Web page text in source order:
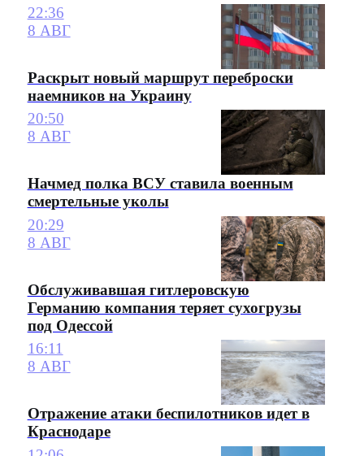
22:36
8 АВГ
Раскрыт новый маршрут переброски
наемников на Украину
20:50
8 АВГ
Начмед полка ВСУ ставила военным
смертельные уколы
20:29
8 АВГ
Обслуживавшая гитлеровскую
Германию компания теряет сухогрузы
под Одессой
16:11
8 АВГ
Отражение атаки беспилотников идет в
Краснодаре